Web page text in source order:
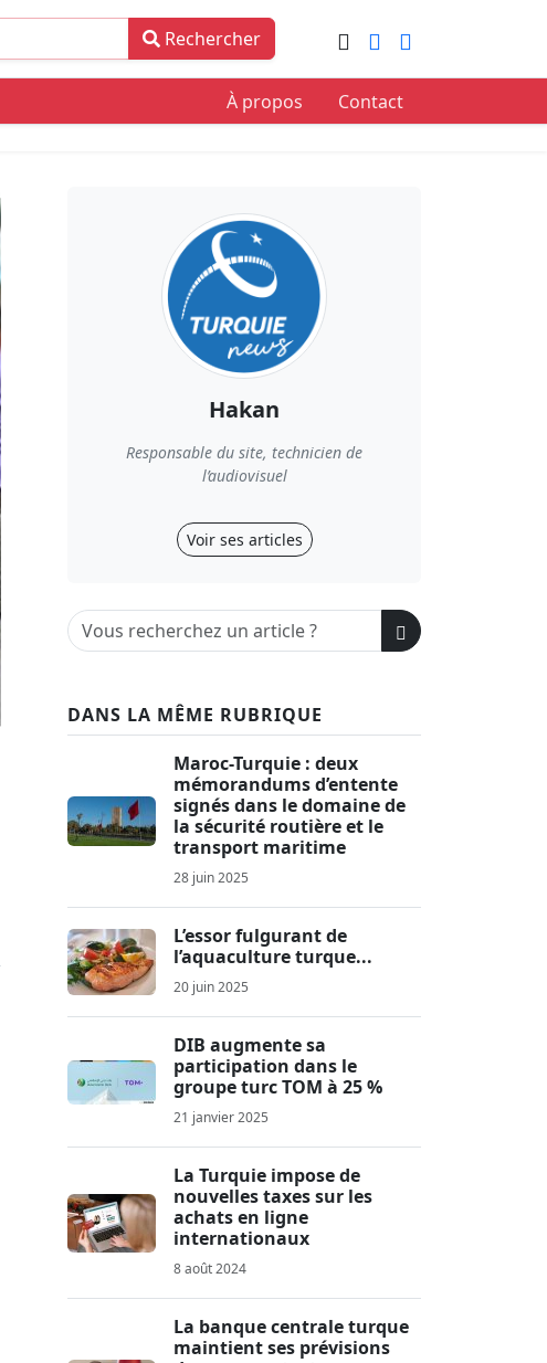
Rechercher
À propos Contact
Hakan
Responsable du site, technicien de
l’audiovisuel
Voir ses articles
DANS LA MÊME RUBRIQUE
Maroc-Turquie : deux
mémorandums d’entente
signés dans le domaine de
la sécurité routière et le
transport maritime
28 juin 2025
L’essor fulgurant de
l’aquaculture turque...
20 juin 2025
DIB augmente sa
participation dans le
groupe turc TOM à 25 %
21 janvier 2025
La Turquie impose de
nouvelles taxes sur les
achats en ligne
internationaux
8 août 2024
La banque centrale turque
maintient ses prévisions